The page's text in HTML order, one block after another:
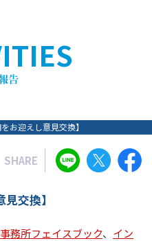
お迎えし意見交換】
SHARE
交換】
務所フェイスブック、 イン